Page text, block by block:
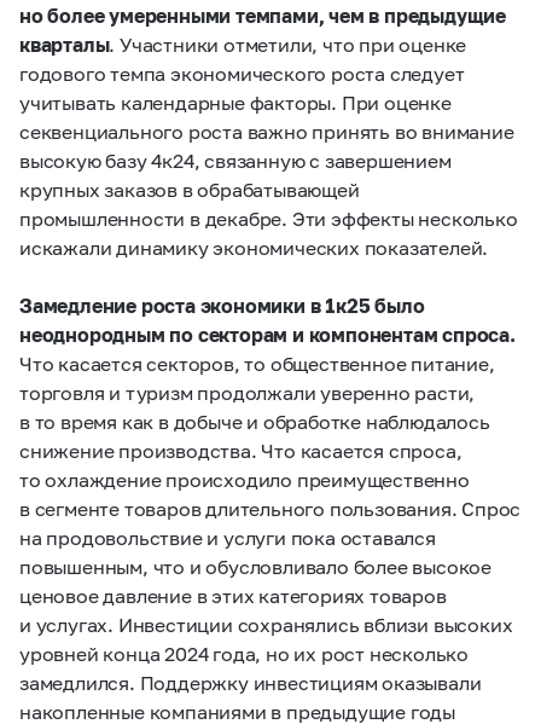
но более умеренными темпами, чем в предыдущие
кварталы. Участники отметили, что при оценке
годового темпа экономического роста следует
учитывать календарные факторы. При оценке
секвенциального роста важно принять во внимание
высокую базу 4к24, связанную с завершением
крупных заказов в обрабатывающей
промышленности в декабре. Эти эффекты несколько
искажали динамику экономических показателей.
Замедление роста экономики в 1к25 было
неоднородным по секторам и компонентам спроса.
Что касается секторов, то общественное питание,
торговля и туризм продолжали уверенно расти,
в то время как в добыче и обработке наблюдалось
снижение производства. Что касается спроса,
то охлаждение происходило преимущественно
в сегменте товаров длительного пользования. Спрос
на продовольствие и услуги пока оставался
повышенным, что и обусловливало более высокое
ценовое давление в этих категориях товаров
и услугах. Инвестиции сохранялись вблизи высоких
уровней конца 2024 года, но их рост несколько
замедлился. Поддержку инвестициям оказывали
накопленные компаниями в предыдущие годы